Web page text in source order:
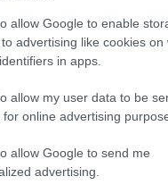
allow Google to enable
advertising like cookies on
in apps.
allow my user data to be
online advertising
allow Google to send me
advertising.